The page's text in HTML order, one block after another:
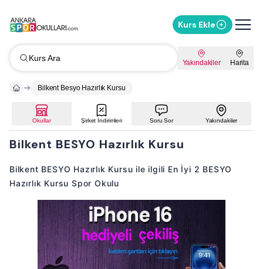
Kurs Ekle
Kurs Ara Yakındakiler Harita
Bilkent Besyo Hazırlık Kursu
Okullar Şirket İndirimleri Soru Sor Yakındakiler
Bilkent BESYO Hazırlık Kursu
Bilkent BESYO Hazırlık Kursu ile ilgili En İyi 2 BESYO
Hazırlık Kursu Spor Okulu